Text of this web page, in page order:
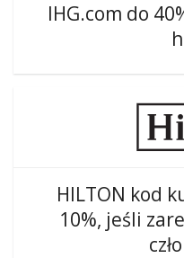
IHG.com do
HILTON kod
10%, jeśli